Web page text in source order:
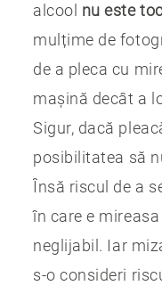
alcool nu este
mulțime de
de a pleca cu
mașină decât a
Sigur, dacă
posibilitatea să
Însă riscul de a
în care e
neglijabil. Iar
s-o consideri